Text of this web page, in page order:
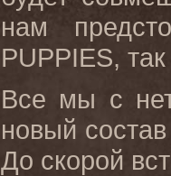
нам
PUPPIES, так
Все мы с
новый
До скорой